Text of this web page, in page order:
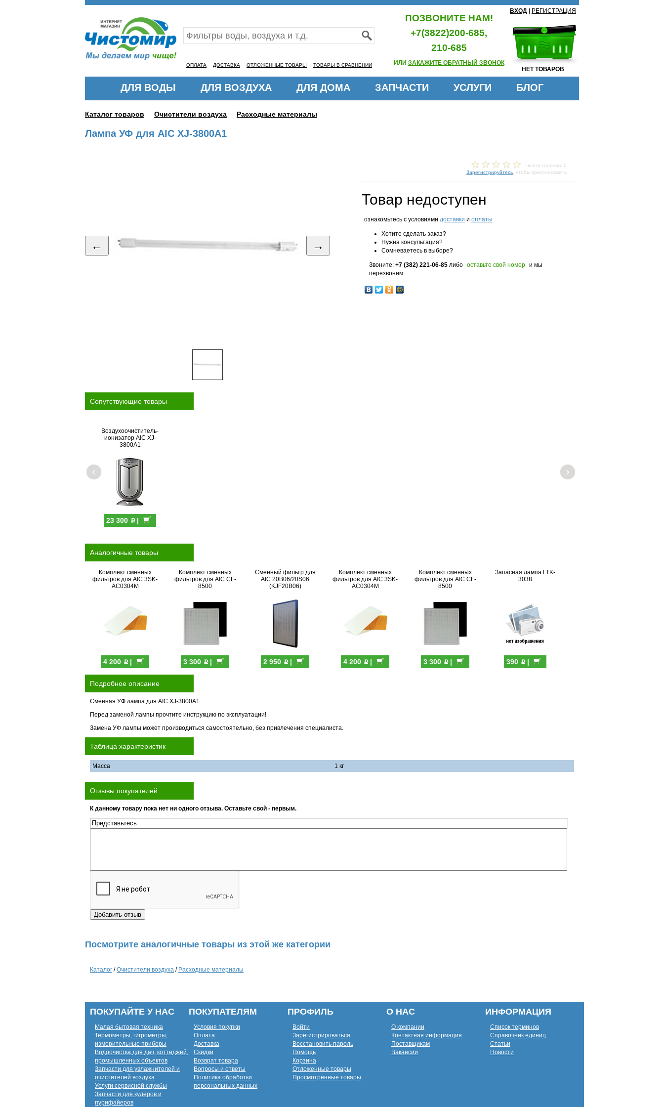
ОПЛАТА ДОСТАВКА ОТЛОЖЕННЫЕ ТОВАРЫ ТОВАРЫ В СРАВНЕНИИ
ПОЗВОНИТЕ НАМ!
+7(3822)200-685,
210-685
ИЛИ ЗАКАЖИТЕ ОБРАТНЫЙ ЗВОНОК
ВХОД РЕГИСТРАЦИЯ
НЕТ ТОВАРОВ
ДЛЯ ВОДЫ ДЛЯ ВОЗДУХА ДЛЯ ДОМА ЗАПЧАСТИ УСЛУГИ БЛОГ
Каталог товаров Очистители воздуха Расходные материалы
Лампа УФ для AIC XJ-3800A1
← →
- всего голосов: 0
Зарегистрируйтесь , чтобы проголосовать
Товар недоступен
ознакомьтесь с условиями доставки и оплаты
Хотите сделать заказ?
Нужна консультация?
Сомневаетесь в выборе?
Звоните: +7 (382) 221-06-85 либо оставьте свой номер и мы
перезвоним.
Cопутствующие товары
Воздухоочиститель-
ионизатор AIC XJ-
3800A1
23 300 p|
‹ ›
Аналогичные товары
Комплект сменных
фильтров для AIC 3SK-
AC0304M
4 200 p|
Комплект сменных
фильтров для AIC CF-
8500
3 300 p|
Сменный фильтр для
AIC 20B06/20S06
(KJF20B06)
2 950 p|
Комплект сменных
фильтров для AIC 3SK-
AC0304M
4 200 p|
Комплект сменных
фильтров для AIC CF-
8500
3 300 p|
Запасная лампа LTK-
3038
390 p|
Подробное описание
Сменная УФ лампа для AIC XJ-3800A1.
Перед заменой лампы прочтите инструкцию по эксплуатации!
Замена УФ лампы может производиться самостоятельно, без привлечения специалиста.
Таблица характеристик
Масса 1 кг
Отзывы покупателей
К данному товару пока нет ни одного отзыва. Оставьте свой - первым.
Посмотрите аналогичные товары из этой же категории
Каталог /Очистители воздуха / Расходные материалы
ПОКУПАЙТЕ У НАС
Малая бытовая техника
Термометры, гигрометры,
измерительные приборы
Водоочистка для дач, коттеджей,
промышленных объектов
Запчасти для увлажнителей и
очистителей воздуха
Услуги сервисной службы
Запчасти для кулеров и
пурифайеров
ПОКУПАТЕЛЯМ
Условия покупки
Оплата
Доставка
Скидки
Возврат товара
Вопросы и ответы
Политика обработки
персональных данных
ПРОФИЛЬ
Войти
Зарегистрироваться
Восстановить пароль
Помощь
Корзина
Отложенные товары
Просмотренные товары
О НАС
О компании
Контактная информация
Поставщикам
Вакансии
ИНФОРМАЦИЯ
Список терминов
Справочник единиц
Статьи
Новости